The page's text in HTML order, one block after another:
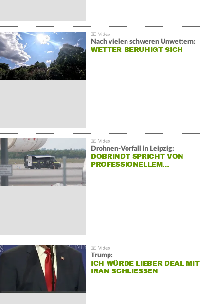
Nach vielen schweren Unwettern:
WETTER BERUHIGT SICH
Drohnen-Vorfall in Leipzig:
DOBRINDT SPRICHT VON
PROFESSIONELLEM…
Trump:
ICH WÜRDE LIEBER DEAL MIT
IRAN SCHLIESSEN